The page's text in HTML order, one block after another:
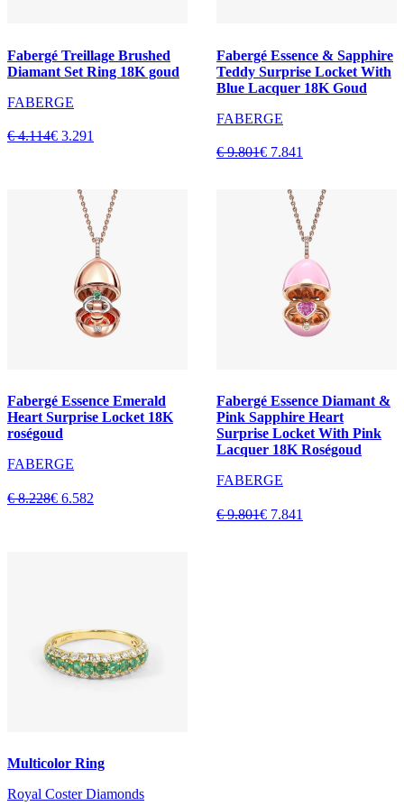
Fabergé Treillage Brushed
Diamant Set Ring 18K goud
FABERGE
€ 4.114€ 3.291
Fabergé Essence & Sapphire
Teddy Surprise Locket With
Blue Lacquer 18K Goud
FABERGE
€ 9.801€ 7.841
Fabergé Essence Emerald
Heart Surprise Locket 18K
roségoud
FABERGE
€ 8.228€ 6.582
Fabergé Essence Diamant &
Pink Sapphire Heart
Surprise Locket With Pink
Lacquer 18K Roségoud
FABERGE
€ 9.801€ 7.841
Multicolor Ring
Royal Coster Diamonds